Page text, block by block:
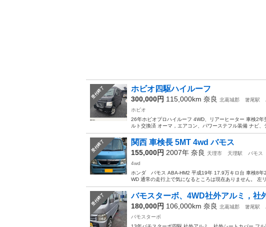
受付終了 ホビオ四駆ハイルーフ
300,000円 115,000km 奈良 北葛城郡 箸尾駅
ホビオ
26年ホビオプロハイルーフ 4WD、リアーヒーター 車検2
ルト交換済 オーマ，エアコン、パワーステフル装備 ナビ、
受付終了 関西 車検長 5MT 4wd バモス
155,000円 2007年 奈良 天理市 天理駅
バモス
4wd
ホンダ バモス ABA-HM2 平成19年 17.9万キロ台 車検8年
WD 通常の走行上で気になるところは現在ありません。 左
受付終了 バモスターボ、4WD社外アルミ，社
180,000円 106,000km 奈良 北葛城郡 箸尾駅
バモスターボ